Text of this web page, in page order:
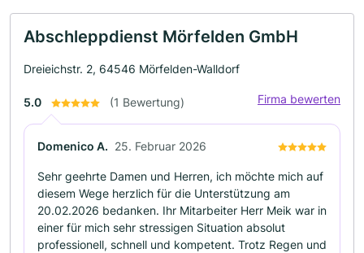
Abschleppdienst Mörfelden GmbH
Dreieichstr. 2, 64546 Mörfelden-Walldorf
5.0 (1 Bewertung) Firma bewerten
Domenico A. 25. Februar 2026
Sehr geehrte Damen und Herren, ich möchte mich auf
diesem Wege herzlich für die Unterstützung am
20.02.2026 bedanken. Ihr Mitarbeiter Herr Meik war in
einer für mich sehr stressigen Situation absolut
professionell, schnell und kompetent. Trotz Regen und